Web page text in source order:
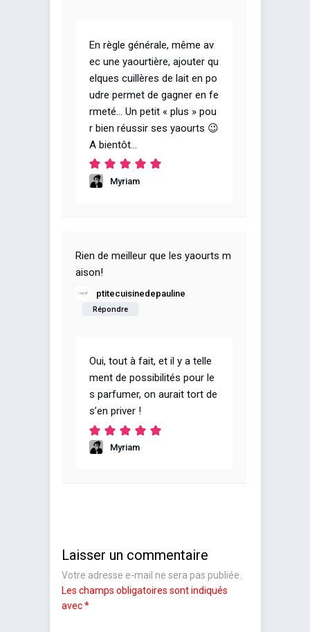
En règle générale, même av
ec une yaourtière, ajouter qu
elques cuillères de lait en po
udre permet de gagner en fe
rmeté… Un petit « plus » pou
r bien réussir ses yaourts 😉
A bientôt…
Myriam
Rien de meilleur que les yaourts m
aison!
ptitecuisinedepauline
Répondre
Oui, tout à fait, et il y a telle
ment de possibilités pour le
s parfumer, on aurait tort de
s’en priver !
Myriam
Laisser un commentaire
Votre adresse e-mail ne sera pas publiée.
Les champs obligatoires sont indiqués
avec*